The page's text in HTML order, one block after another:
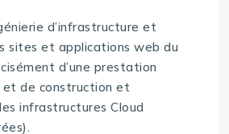
d’infrastructure et
sites et applications web du
d’une prestation
et de construction et
infrastructures Cloud